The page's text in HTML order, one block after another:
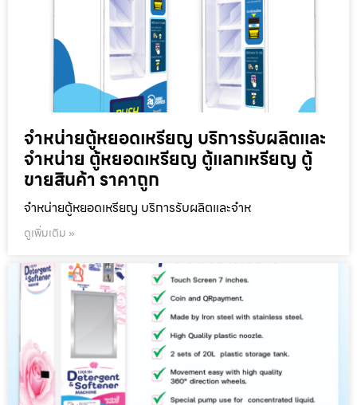
จำหน่ายตู้หยอดเหรียญ บริการรับผลิตและ
จำหน่าย ตู้หยอดเหรียญ ตู้แลกเหรียญ ตู้
ขายสินค้า ราคาถูก
จำหน่ายตู้หยอดเหรียญ บริการรับผลิตและจำห
ดูเพิ่มเติม »